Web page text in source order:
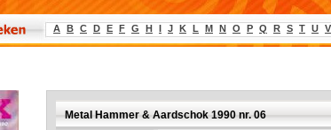
A B C D E F G H I J K L M N O P Q R S T U V
Metal Hammer & Aardschok 1990 nr. 06